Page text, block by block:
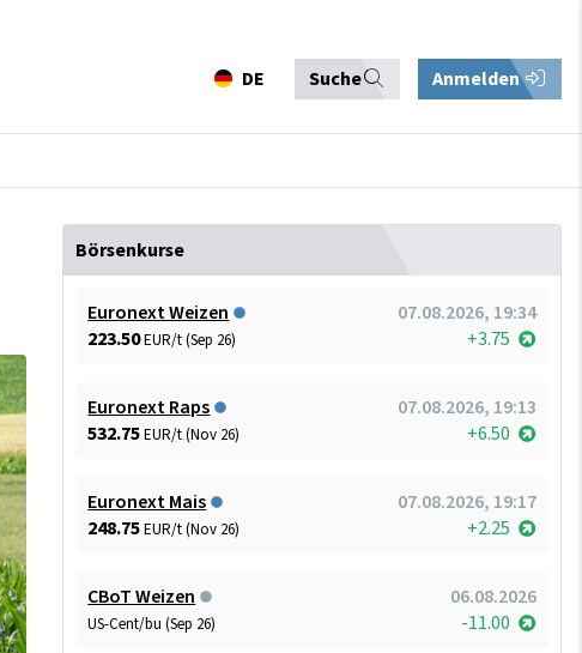
DE Suche Anmelden
Börsenkurse
Euronext Weizen
07.08.2026, 19:34
223.50EUR/t (Sep 26) +3.75
Euronext Raps
07.08.2026, 19:13
532.75EUR/t (Nov 26) +6.50
Euronext Mais
07.08.2026, 19:17
248.75EUR/t (Nov 26) +2.25
CBoT Weizen 06.08.2026
US-Cent/bu (Sep 26) -11.00